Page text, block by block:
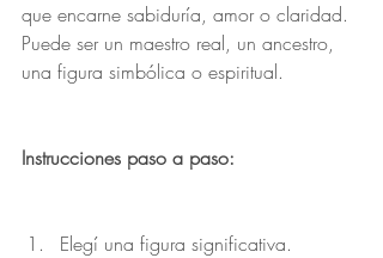
que encarne sabiduría, amor o claridad.
Puede ser un maestro real, un ancestro,
una figura simbólica o espiritual.
Instrucciones paso a paso:
Elegí una figura significativa.